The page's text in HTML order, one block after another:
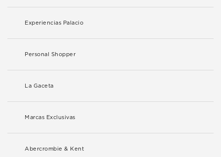
Experiencias Palacio
Personal Shopper
La Gaceta
Marcas Exclusivas
Abercrombie & Kent